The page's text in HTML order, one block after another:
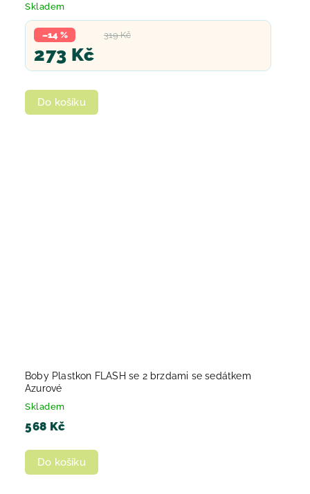
Skladem
319 Kč
–14 %
273 Kč
Do košíku
Boby Plastkon FLASH se 2 brzdami se sedátkem
Azurové
Skladem
568 Kč
Do košíku